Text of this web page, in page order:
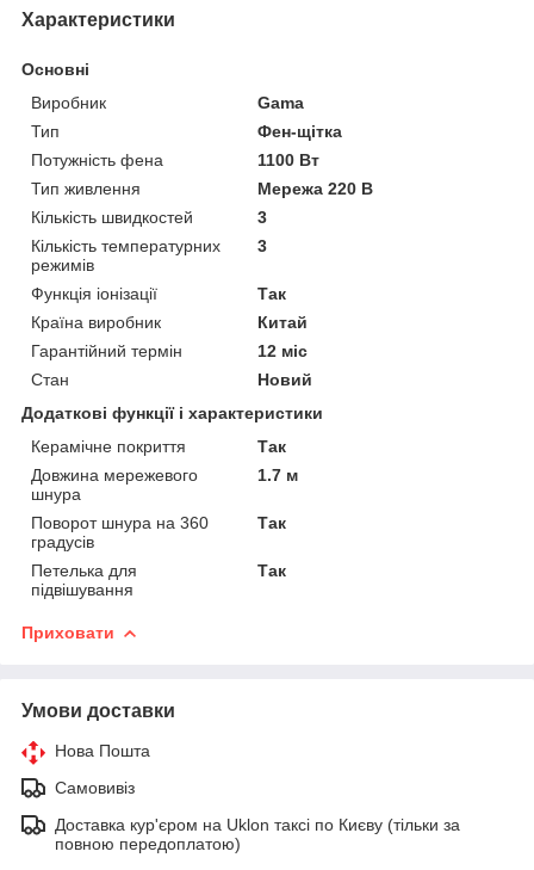
Характеристики
Основні
Виробник
Gama
Тип
Фен-щітка
Потужність фена
1100 Вт
Тип живлення
Мережа 220 В
Кількість швидкостей
3
Кількість температурних
режимів
3
Функція іонізації
Так
Країна виробник
Китай
Гарантійний термін
12 міс
Стан
Новий
Додаткові функції і характеристики
Керамічне покриття
Так
Довжина мережевого
шнура
1.7 м
Поворот шнура на 360
градусів
Так
Петелька для
підвішування
Так
Приховати
Умови доставки
Нова Пошта
Самовивіз
Доставка кур'єром на Uklon таксі по Києву (тільки за
повною передоплатою)